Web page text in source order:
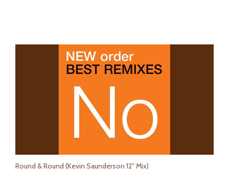
Round & Round (Kevin Saunderson 12" Mix)